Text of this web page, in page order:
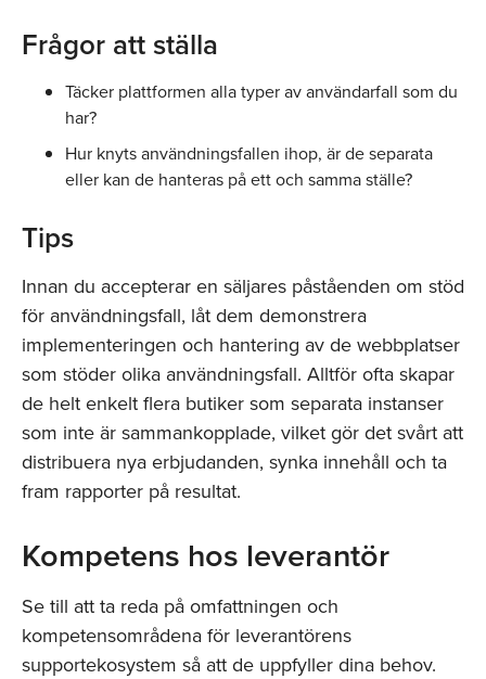
Frågor att ställa
Täcker plattformen alla typer av användarfall som du
har?
Hur knyts användningsfallen ihop, är de separata
eller kan de hanteras på ett och samma ställe?
Tips
Innan du accepterar en säljares påståenden om stöd
för användningsfall, låt dem demonstrera
implementeringen och hantering av de webbplatser
som stöder olika användningsfall. Alltför ofta skapar
de helt enkelt flera butiker som separata instanser
som inte är sammankopplade, vilket gör det svårt att
distribuera nya erbjudanden, synka innehåll och ta
fram rapporter på resultat.
Kompetens hos leverantör
Se till att ta reda på omfattningen och
kompetensområdena för leverantörens
supportekosystem så att de uppfyller dina behov.